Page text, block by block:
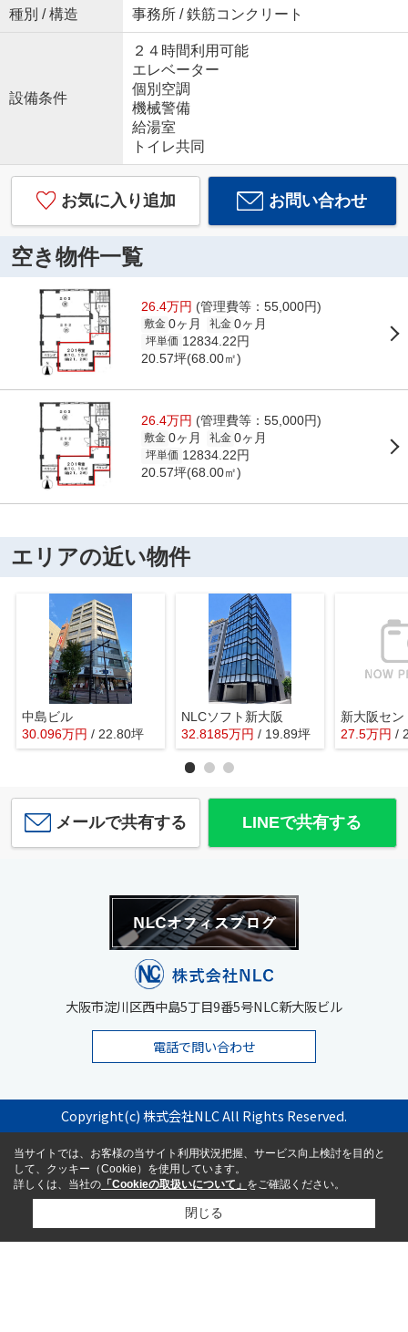
種別 / 構造 事務所 / 鉄筋コンクリート
設備条件
２４時間利用可能
エレベーター
個別空調
機械警備
給湯室
トイレ共同
お気に入り追加 お問い合わせ
空き物件一覧
26.4万円 (管理費等：55,000円)
敷金 0ヶ月 礼金 0ヶ月
坪単価 12834.22円
20.57坪(68.00㎡)
26.4万円 (管理費等：55,000円)
敷金 0ヶ月 礼金 0ヶ月
坪単価 12834.22円
20.57坪(68.00㎡)
エリアの近い物件
中島ビル
30.096万円 / 22.80坪
NLCソフト新大阪
32.8185万円 / 19.89坪
新大阪セ
27.5万円 /
メールで共有する LINEで共有する
大阪市淀川区西中島5丁目9番5号NLC新大阪ビル
電話で問い合わせ
Copyright(c) 株式会社NLC All Rights Reserved.
当サイトでは、お客様の当サイト利用状況把握、サービス向上検討を目的と
して、クッキー（Cookie）を使用しています。
詳しくは、当社の 「Cookieの取扱いについて」 をご確認ください。
閉じる